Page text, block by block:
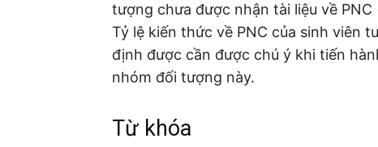
tượng chưa được nhận tài liệu về PNC
Tỷ lệ kiến thức về PNC của sinh viên
định được cần được chú ý khi tiến
nhóm đối tượng này.
Từ khóa